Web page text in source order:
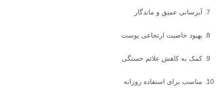
آبرسانی عمیق و ماندگار
بهبود خاصیت ارتجاعی پوست
کمک به کاهش علائم خستگی
مناسب برای استفاده روزانه